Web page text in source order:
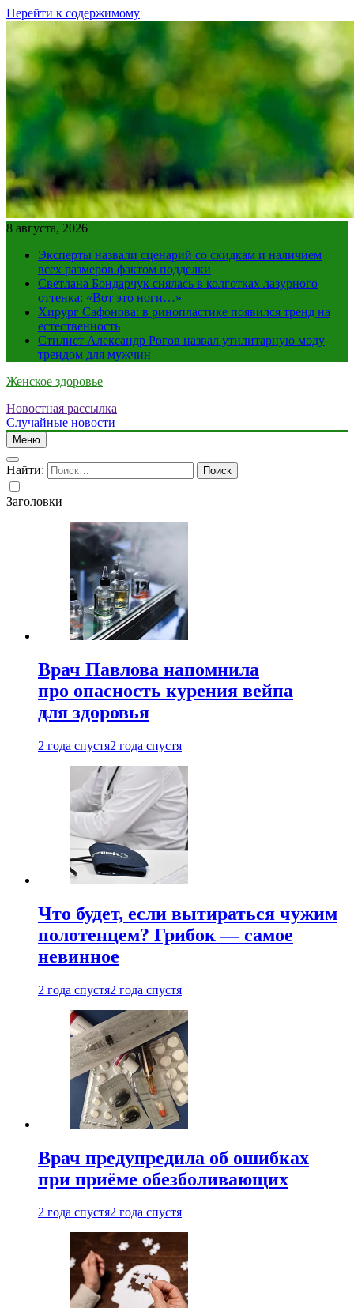
Перейти к содержимому
8 августа, 2026
Эксперты назвали сценарий со скидкам и наличием
всех размеров фактом подделки
Светлана Бондарчук снялась в колготках лазурного
оттенка: «Вот это ноги…»
Хирург Сафонова: в ринопластике появился тренд на
естественность
Стилист Александр Рогов назвал утилитарную моду
трендом для мужчин
Женское здоровье
Новостная рассылка
Случайные новости
Меню
Найти:
Заголовки
Врач Павлова напомнила
про опасность курения вейпа
для здоровья
2 года спустя2 года спустя
Что будет, если вытираться чужим
полотенцем? Грибок — самое
невинное
2 года спустя2 года спустя
Врач предупредила об ошибках
при приëме обезболивающих
2 года спустя2 года спустя